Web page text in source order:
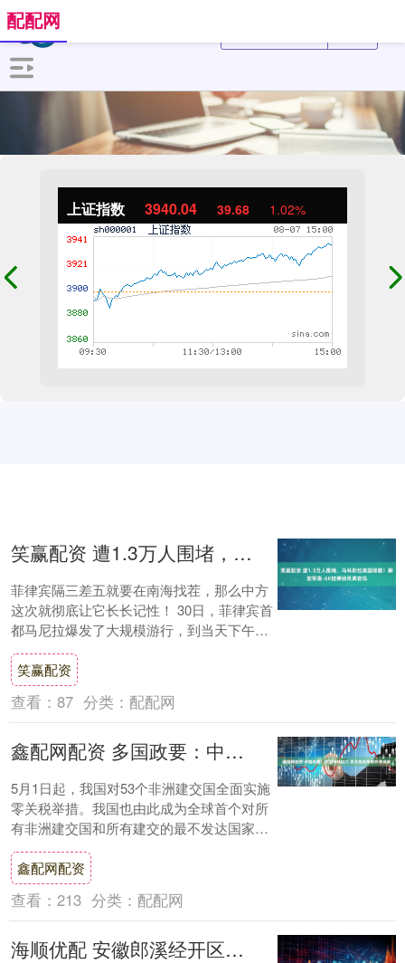
上证指数 3940.04 39.68 1.02%
配配网
笑赢配资 遭1.3万人围堵，马科斯拉美国撑腰！解放军轰-6K挂弹锁死黄岩岛
菲律宾隔三差五就要在南海找茬，那么中方
这次就彻底让它长长记性！ 30日，菲律宾首
都马尼拉爆发了大规模游行，到当天下午三
点，现场人数已冲到 1.3 万人，整条城市....
笑赢配资
查看： 87 分类： 配配网
鑫配网配资 多国政要：中国市场巨大 零关税政策助非洲发展
5月1日起，我国对53个非洲建交国全面实施
零关税举措。我国也由此成为全球首个对所
有非洲建交国和所有建交的最不发达国家实
施单方面、全面零关税的主要经济体。 多国
政....
鑫配网配资
查看： 213 分类： 配配网
海顺优配 安徽郎溪经开区：沪企扎根结硕果 科大重工斩获双荣誉冲刺新目标